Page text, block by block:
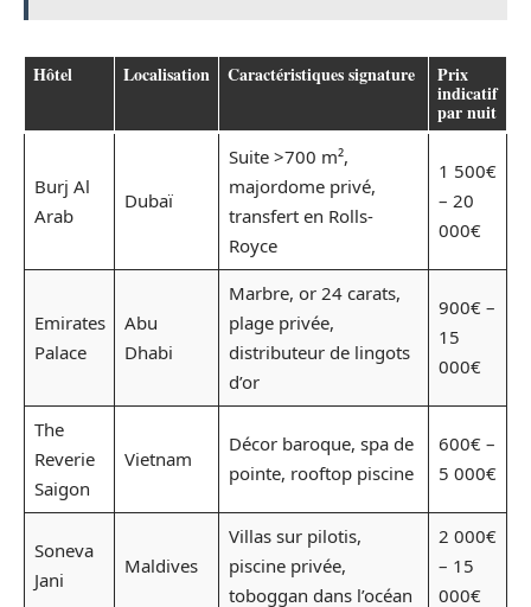
Hôtel Localisation Caractéristiques signature Prix
indicatif
par nuit
Burj Al
Arab
Dubaï
Suite >700 m²,
majordome privé,
transfert en Rolls-
Royce
1 500€
– 20
000€
Emirates
Palace
Abu
Dhabi
Marbre, or 24 carats,
plage privée,
distributeur de lingots
d’or
900€ –
15
000€
The
Reverie
Saigon
Vietnam
Décor baroque, spa de
pointe, rooftop piscine
600€ –
5 000€
Soneva
Jani
Maldives
Villas sur pilotis,
piscine privée,
toboggan dans l’océan
2 000€
– 15
000€